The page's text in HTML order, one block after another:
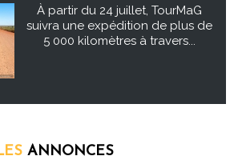
À partir du 24 juillet, TourMaG
suivra une expédition de plus de
5 000 kilomètres à travers...
ANNONCES